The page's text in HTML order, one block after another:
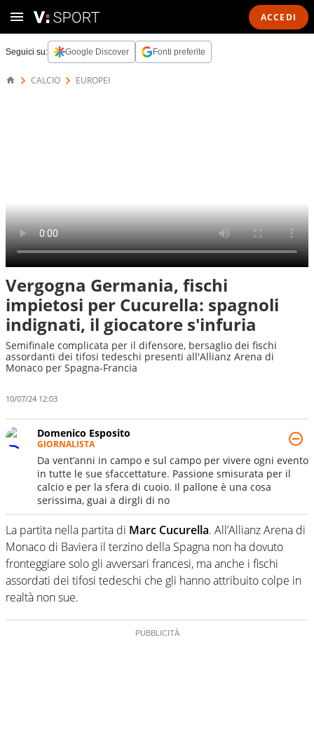
ACCEDI
Seguici su: Google Discover Fonti preferite
CALCIO EUROPEI
Vergogna Germania, fischi
impietosi per Cucurella: spagnoli
indignati, il giocatore s'infuria
Semifinale complicata per il difensore, bersaglio dei fischi
assordanti dei tifosi tedeschi presenti all'Allianz Arena di
Monaco per Spagna-Francia
10/07/24 12:03
Domenico Esposito
GIORNALISTA
Da vent’anni in campo e sul campo per vivere ogni evento
in tutte le sue sfaccettature. Passione smisurata per il
calcio e per la sfera di cuoio. Il pallone è una cosa
serissima, guai a dirgli di no
La partita nella partita di Marc Cucurella. All’Allianz Arena di
Monaco di Baviera il terzino della Spagna non ha dovuto
fronteggiare solo gli avversari francesi, ma anche i fischi
assordati dei tifosi tedeschi che gli hanno attribuito colpe in
realtà non sue.